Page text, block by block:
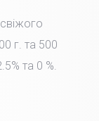
г. та 500
та 0 %.